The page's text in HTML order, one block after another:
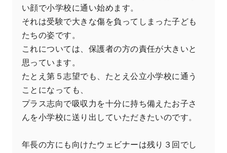
い顔で小学校に通い始めます。
それは受験で大きな傷を負ってしまった子ども
たちの姿です。
これについては、保護者の方の責任が大きいと
思っています。
たとえ第５志望でも、たとえ公立小学校に通う
ことになっても、
プラス志向で吸収力を十分に持ち備えたお子さ
んを小学校に送り出していただきたいのです。
年長の方にも向けたウェビナーは残り３回でし